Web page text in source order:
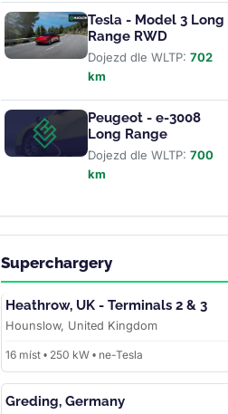
Tesla - Model 3 Long
Range RWD
Dojezd dle WLTP: 702
km
Peugeot - e-3008
Long Range
Dojezd dle WLTP: 700
km
Superchargery
Heathrow, UK - Terminals 2 & 3
Hounslow, United Kingdom
16 míst • 250 kW • ne-Tesla
Greding, Germany